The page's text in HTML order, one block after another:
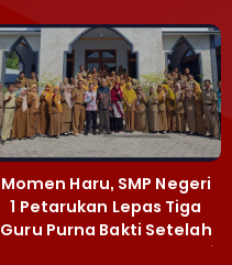
Narkoba
Momen Haru, SMP Negeri
1 Petarukan Lepas Tiga
Guru Purna Bakti Setelah
Puluhan Tahun Mengabdi